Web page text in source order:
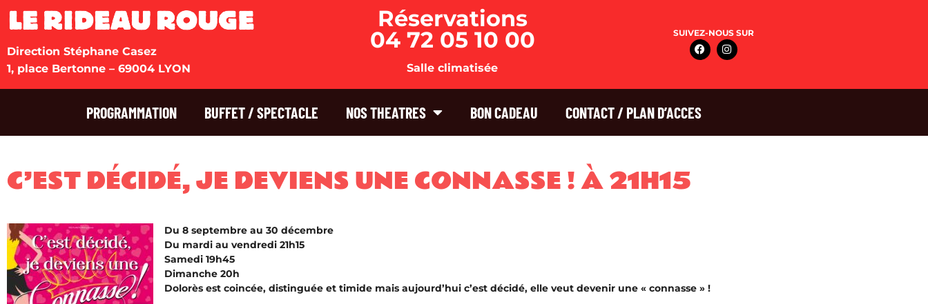
Direction Stéphane Casez
1, place Bertonne – 69004 LYON
Réservations
04 72 05 10 00
Salle climatisée
SUIVEZ-NOUS SUR
PROGRAMMATION BUFFET / SPECTACLE NOS THEATRES BON CADEAU CONTACT / PLAN D’ACCES
C’EST DÉCIDÉ, JE DEVIENS UNE CONNASSE ! À 21H15
Du 8 septembre au 30 décembre
Du mardi au vendredi 21h15
Samedi 19h45
Dimanche 20h
Dolorès est coincée, distinguée et timide mais aujourd’hui c’est décidé, elle veut devenir une « connasse » !